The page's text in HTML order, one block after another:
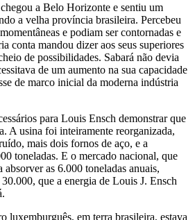
a Belo Horizonte e sentiu um
a velha província brasileira. Percebeu
e podiam ser contornadas e
conta mandou dizer aos seus superiores
de possibilidades. Sabará não devia
de um aumento na sua capacidade
de marco inicial da moderna indústria
para Louis Ensch demonstrar que
A usina foi inteiramente reorganizada,
mais dois fornos de aço, e a
toneladas. E o mercado nacional, que
absorver as 6.000 toneladas anuais,
que a energia de Louis J. Ensch
luxemburguês, em terra brasileira, estava